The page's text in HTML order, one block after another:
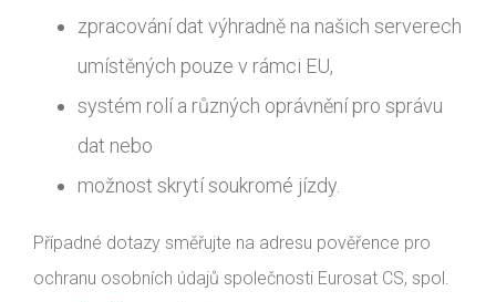
zpracování dat výhradně na našich serverech
umístěných pouze v rámci EU,
systém rolí a různých oprávnění pro správu
dat nebo
možnost skrytí soukromé jízdy.
Případné dotazy směřujte na adresu pověřence pro
ochranu osobních údajů společnosti Eurosat CS, spol.